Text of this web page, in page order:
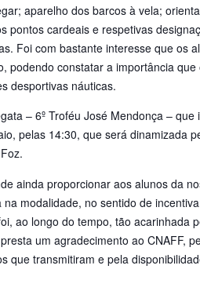
aparelho dos barcos à vela;
pontos cardeais e respetivas
Foi com bastante interesse que os
podendo constatar a importância que
desportivas náuticas.
– 6º Troféu José Mendonça – que
pelas 14:30, que será dinamizada
ainda proporcionar aos alunos da
modalidade, no sentido de
ao longo do tempo, tão acarinhada
um agradecimento ao CNAFF,
que transmitiram e pela